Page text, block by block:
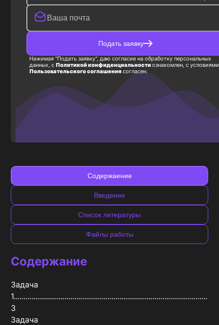
Подать заявку
Нажимая "Подать заявку", даю согласие на обработку персональных
данных, с Политикой конфиденциальностиознакомлен, с условиями
Пользовательского соглашения согласен.
Содержаение
Введение
Список литературы
Файлы работы
Содержание
Задача
1...................................................................................................
3
Задача